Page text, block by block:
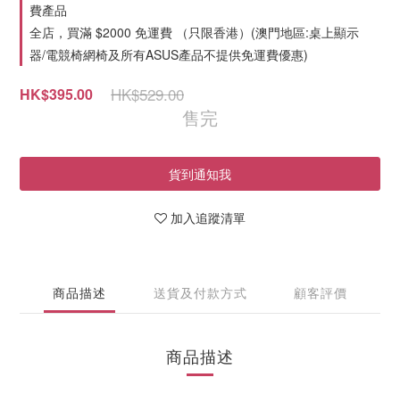
費產品
全店，買滿 $2000 免運費 （只限香港）(澳門地區:桌上顯示
器/電競椅網椅及所有ASUS產品不提供免運費優惠)
HK$395.00 HK$529.00
售完
貨到通知我
加入追蹤清單
商品描述 送貨及付款方式 顧客評價
商品描述